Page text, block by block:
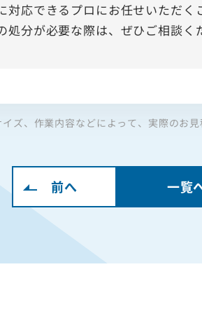
対応できるプロにお任せいただく
分が必要な際は、ぜひご相談く
ズ、作業内容などによって、実際のお見
前へ 一覧